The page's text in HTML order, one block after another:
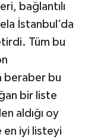
bağlantılı
İstanbul’da
Tüm bu
beraber bu
bir liste
aldığı oy
en iyi listeyi